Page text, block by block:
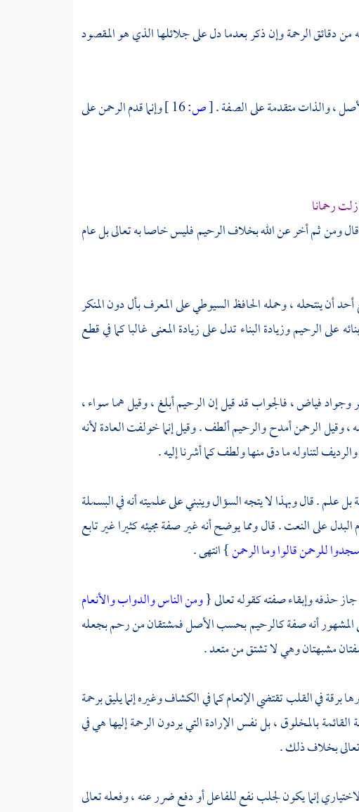
من دقائق الرحمة وإن ذكر بعدما دل على جلائلها الذي هو المقصود
، والذات متقدمة على الصفة .[ص:
وإنما قدم الرحمن على
رحمانا
ومن ثم أخر عن الله بخلاف الرحيم فليس خاصا به تعالى بل عام
أن ينتحله ، وحمله الحافظالسيوطيعلى المعرف بأل دون المنكر
على الرحيم وزيادة البناء تدل على زيادة المعنى غالبا كما في قطع
وجواد فياض ، فالجواب قد قيل إن الرحيم أبلغ ، وقيل هما سواء ،
الرحمن أمدح والرحيم ألطف . وقيل إنما خولفت العادة لأنه
لتناوله ما دق منها ولطف كما أشرنا إليه .
علم . قال وبهذا لا يتجه السؤال وينبني على علميته أنه في البسملة
على النعت . قال ومما يوضح أنه غير صفة مجيئه كثيرا غير تابع
للرحمن قالوا وما الرحمن} انتهى .
حذفه وإبقاء صفته كقوله تعالى {ومن الناس والدواب والأنعام
المشهور أنه صفة كالرحيم بحسب الأصل فمشتقان من رحم بجعله
صفتان مشبهتان وهي لا تشتق من متعد .
برقة في القلب تقتضي الإنعام كما في الكشاف وغيره إنما يليق برحمة
بالمخلوق ، بل نفس الإرادة التي يردون الرحمة إليها هي في
تعالى بخلاف ذلك .
إنما يكون لجلب نفع للفاعل أو دفع ضرر عنه ، وفعله تعالى